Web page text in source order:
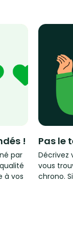
!
par
à vos
Pas le
Décrivez
vous
chrono.